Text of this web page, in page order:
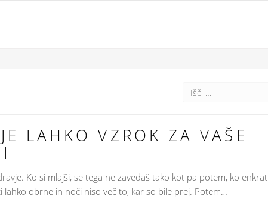
LAHKO VZROK ZA VAŠE
Ko si mlajši, se tega ne zavedaš tako kot pa potem, ko enkrat
lahko obrne in noči niso več to, kar so bile prej. Potem…